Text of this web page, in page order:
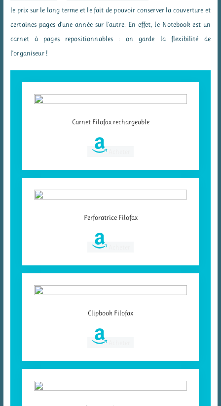
le prix sur le long terme et le fait de pouvoir conserver la couverture et
certaines pages d’une année sur l’autre. En effet, le Notebook est un
carnet à pages repositionnables : on garde la flexibilité de
l’organiseur !
Carnet Filofax rechargeable
Perforatrice Filofax
Clipbook Filofax